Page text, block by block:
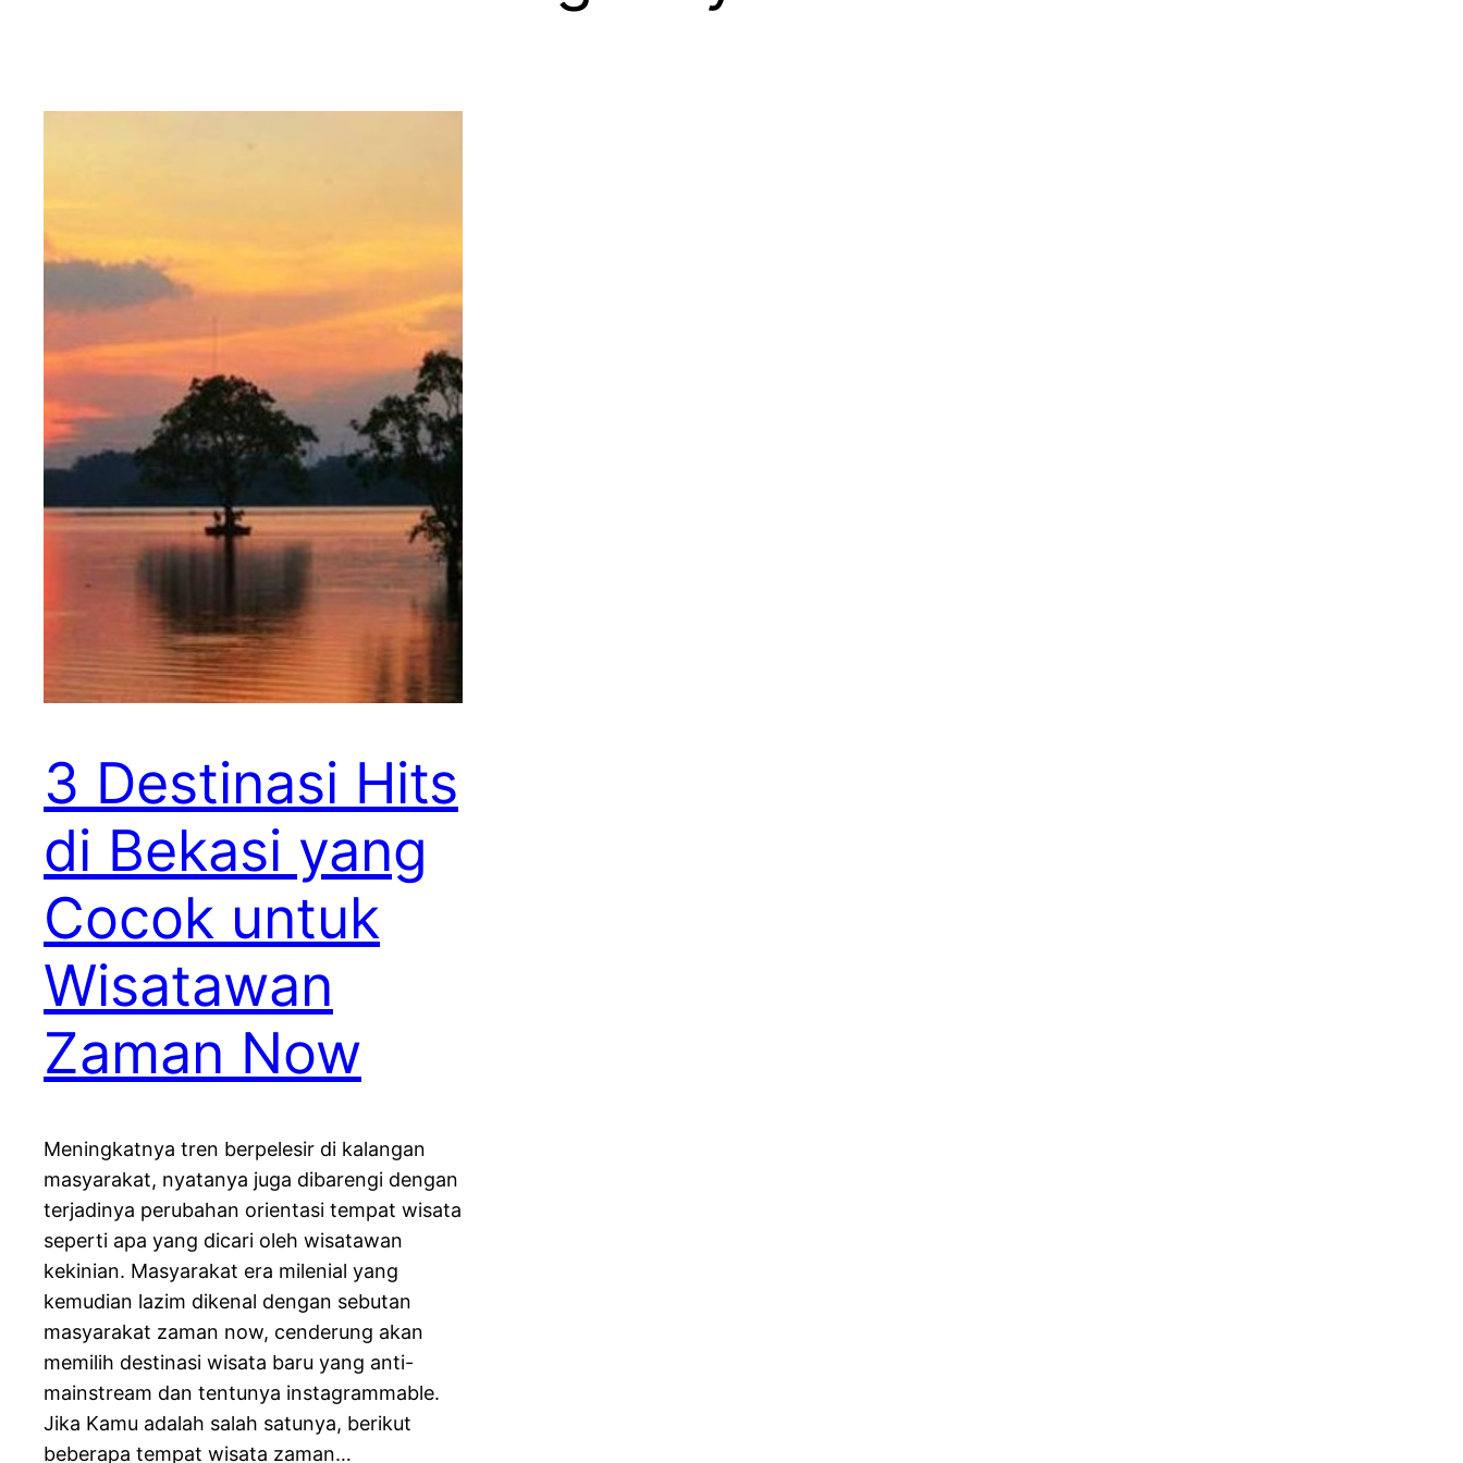
3 Destinasi Hits
di Bekasi yang
Cocok untuk
Wisatawan
Zaman Now
Meningkatnya tren berpelesir di kalangan
masyarakat, nyatanya juga dibarengi dengan
terjadinya perubahan orientasi tempat wisata
seperti apa yang dicari oleh wisatawan
kekinian. Masyarakat era milenial yang
kemudian lazim dikenal dengan sebutan
masyarakat zaman now, cenderung akan
memilih destinasi wisata baru yang anti-
mainstream dan tentunya instagrammable.
Jika Kamu adalah salah satunya, berikut
beberapa tempat wisata zaman…